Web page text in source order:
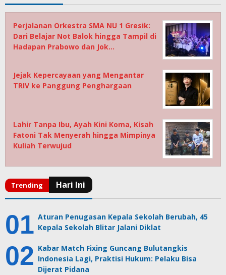
Perjalanan Orkestra SMA NU 1 Gresik:
Dari Belajar Not Balok hingga Tampil di
Hadapan Prabowo dan Jok…
Jejak Kepercayaan yang Mengantar
TRIV ke Panggung Penghargaan
Lahir Tanpa Ibu, Ayah Kini Koma, Kisah
Fatoni Tak Menyerah hingga Mimpinya
Kuliah Terwujud
Aturan Penugasan Kepala Sekolah Berubah, 45
Kepala Sekolah Blitar Jalani Diklat
Kabar Match Fixing Guncang Bulutangkis
Indonesia Lagi, Praktisi Hukum: Pelaku Bisa
Dijerat Pidana